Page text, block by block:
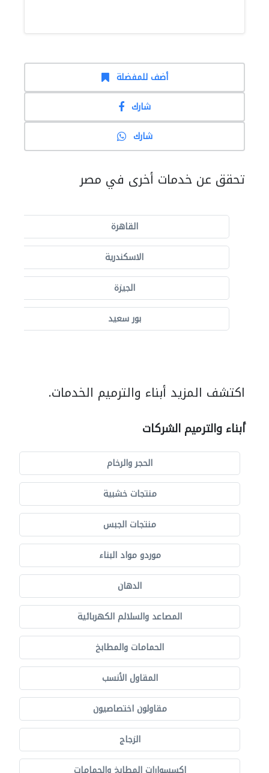
أضف للمفضلة
شارك
شارك
تحقق عن خدمات أخرى في مصر
القاهرة
الاسكندرية
الجيزة
بور سعيد
اكتشف المزيد أبناء والترميم الخدمات.
أبناء والترميم الشركات
الحجر والرخام
منتجات خشبية
منتجات الجبس
موردو مواد البناء
الدهان
المصاعد والسلالم الكهربائية
الحمامات والمطابخ
المقاول الأنسب
مقاولون اختصاصيون
الزجاج